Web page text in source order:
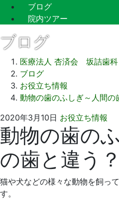
ブログ
院内ツアー
ブログ
医療法人 杏済会 坂詰歯科
ブログ
お役立ち情報
動物の歯のふしぎ～人間の
2020年3月10日 お役立ち情報
年
9
月
13
日
詰
歯
科
医
院
動物の歯の
の歯と違う
猫や犬などの様々な動物を飼っ
す。